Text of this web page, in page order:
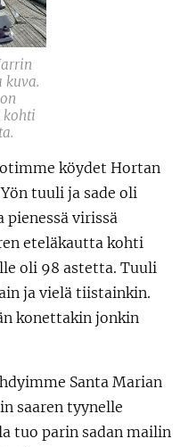
kuva.
kohti
köydet Hortan
tuuli ja sade oli
pienessä virissä
eteläkautta kohti
oli 98 astetta. Tuuli
ja vielä tiistainkin.
konettakin jonkin
Santa Marian
saaren tyynelle
tuo parin sadan mailin